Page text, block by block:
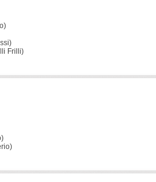
Frilli)